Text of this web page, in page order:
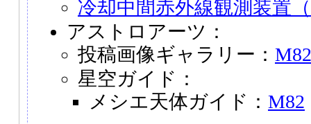
冷却中間赤外線観測装置
アストロアーツ：
投稿画像ギャラリー： M82
星空ガイド：
メシエ天体ガイド： M82